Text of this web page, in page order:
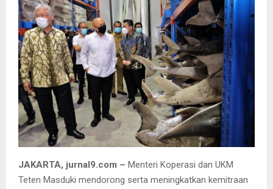
JAKARTA, jurnal9.com – Menteri Koperasi dan UKM
Teten Masduki mendorong serta meningkatkan kemitraan